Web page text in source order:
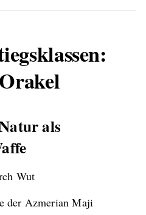
als
Wut
der Azmerian Maji